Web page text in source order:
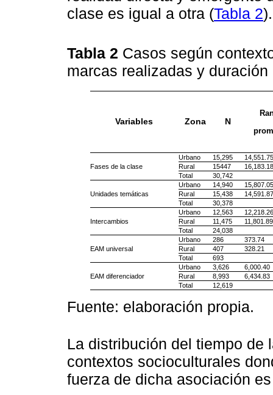
clase es igual a otra (Tabla 2).
Tabla 2 Casos según
marcas realizadas y
Variables Zona N
Fases de la clase
Urbano 15,295
Rural
15447
Total
30,742
Unidades temáticas
Urbano 14,940
Rural
15,438
Total
30,378
Intercambios
Urbano 12,563
Rural
11,475
11,801.89
Total
24,038
EAM universal
Urbano 286
373.74
Rural
407
328.21
Total
693
EAM diferenciador
Urbano 3,626
6,000.40
Rural
8,993
6,434.83
Total
12,619
Fuente: elaboración propia.
La distribución del tiempo de
contextos socioculturales
fuerza de dicha asociación